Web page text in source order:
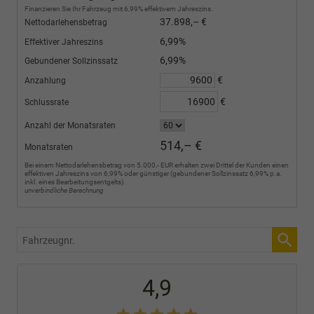
Finanzieren Sie Ihr Fahrzeug mit 6,99% effektivem Jahreszins.
Nettodarlehensbetrag 37.898,– €
Effektiver Jahreszins 6,99%
Gebundener Sollzinssatz 6,99%
Anzahlung €
Schlussrate €
Anzahl der Monatsraten
Monatsraten 514,– €
Bei einem Nettodarlehensbetrag von 5.000,- EUR erhalten zwei Drittel der Kunden einen
effektiven Jahreszins von 6,99% oder günstiger (gebundener Sollzinssatz 6,99% p.a.
inkl. eines Bearbeitungsentgelts).
unverbindliche Berechnung
Fahrzeugnr.
4,9